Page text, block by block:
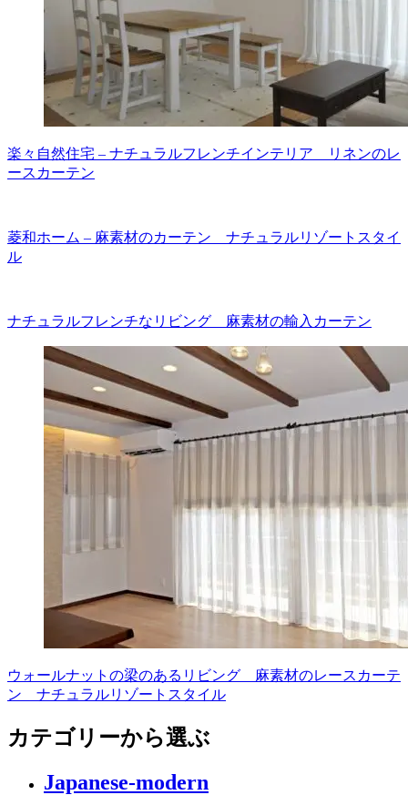
楽々自然住宅 – ナチュラルフレンチインテリア リネンのレ
ースカーテン
菱和ホーム – 麻素材のカーテン ナチュラルリゾートスタイ
ル
ナチュラルフレンチなリビング 麻素材の輸入カーテン
ウォールナットの梁のあるリビング 麻素材のレースカーテ
ン ナチュラルリゾートスタイル
カテゴリーから選ぶ
Japanese-modern